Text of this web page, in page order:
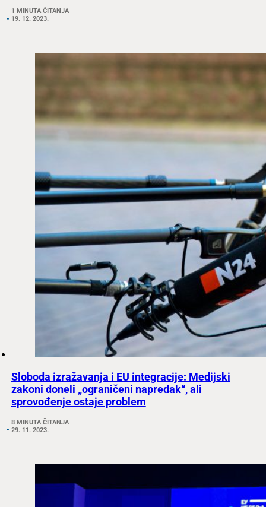
1 MINUTA ČITANJA
19. 12. 2023.
Sloboda izražavanja i EU integracije: Medijski
zakoni doneli „ograničeni napredak“, ali
sprovođenje ostaje problem
8 MINUTA ČITANJA
29. 11. 2023.